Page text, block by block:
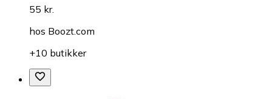
55 kr.
hos Boozt.com
+10 butikker